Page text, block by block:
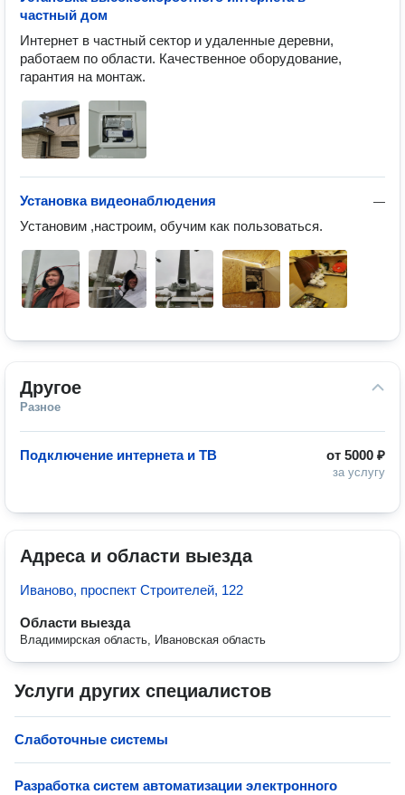
частный дом
Интернет в частный сектор и удаленные деревни,
работаем по области. Качественное оборудование,
гарантия на монтаж.
—
Установка видеонаблюдения
Установим ,настроим, обучим как пользоваться.
Другое
Разное
от 5000 ₽
за услугу
Подключение интернета и ТВ
Адреса и области выезда
Иваново, проспект Строителей, 122
Области выезда
Владимирская область, Ивановская область
Услуги других специалистов
Слаботочные системы
Разработка систем автоматизации электронного